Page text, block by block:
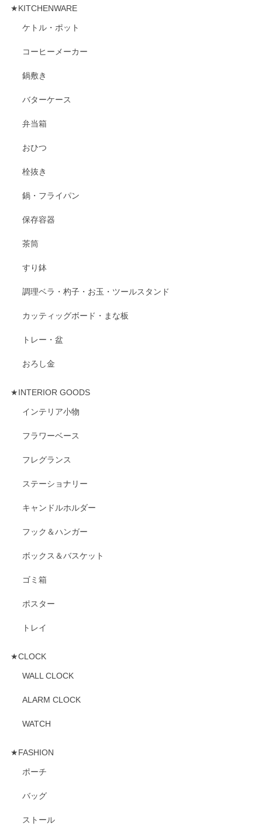
★KITCHENWARE
ケトル・ポット
コーヒーメーカー
鍋敷き
バターケース
弁当箱
おひつ
栓抜き
鍋・フライパン
保存容器
茶筒
すり鉢
調理ベラ・杓子・お玉・ツールスタンド
カッティッグボード・まな板
トレー・盆
おろし金
★INTERIOR GOODS
インテリア小物
フラワーベース
フレグランス
ステーショナリー
キャンドルホルダー
フック＆ハンガー
ボックス＆バスケット
ゴミ箱
ポスター
トレイ
★CLOCK
WALL CLOCK
ALARM CLOCK
WATCH
★FASHION
ポーチ
バッグ
ストール